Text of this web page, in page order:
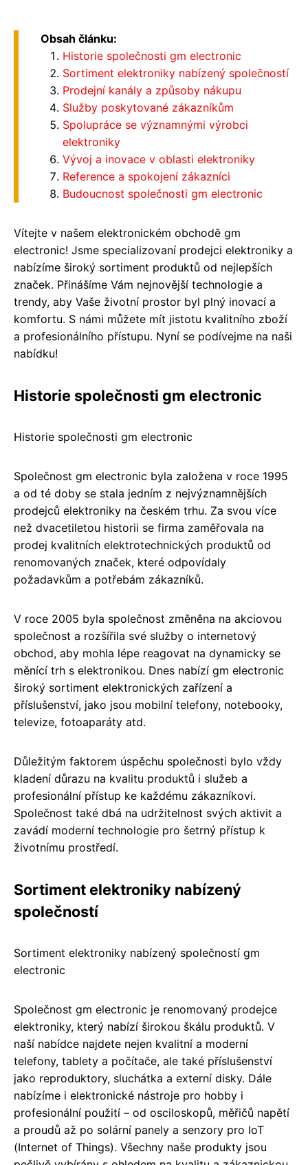
Obsah článku:
Historie společnosti gm electronic
Sortiment elektroniky nabízený společností
Prodejní kanály a způsoby nákupu
Služby poskytované zákazníkům
Spolupráce se významnými výrobci
elektroniky
Vývoj a inovace v oblasti elektroniky
Reference a spokojení zákazníci
Budoucnost společnosti gm electronic
Vítejte v našem elektronickém obchodě gm
electronic! Jsme specializovaní prodejci elektroniky a
nabízíme široký sortiment produktů od nejlepších
značek. Přinášíme Vám nejnovější technologie a
trendy, aby Vaše životní prostor byl plný inovací a
komfortu. S námi můžete mít jistotu kvalitního zboží
a profesionálního přístupu. Nyní se podívejme na naši
nabídku!
Historie společnosti gm electronic
Historie společnosti gm electronic
Společnost gm electronic byla založena v roce 1995
a od té doby se stala jedním z nejvýznamnějších
prodejců elektroniky na českém trhu. Za svou více
než dvacetiletou historii se firma zaměřovala na
prodej kvalitních elektrotechnických produktů od
renomovaných značek, které odpovídaly
požadavkům a potřebám zákazníků.
V roce 2005 byla společnost změněna na akciovou
společnost a rozšířila své služby o internetový
obchod, aby mohla lépe reagovat na dynamicky se
měnící trh s elektronikou. Dnes nabízí gm electronic
široký sortiment elektronických zařízení a
příslušenství, jako jsou mobilní telefony, notebooky,
televize, fotoaparáty atd.
Důležitým faktorem úspěchu společnosti bylo vždy
kladení důrazu na kvalitu produktů i služeb a
profesionální přístup ke každému zákazníkovi.
Společnost také dbá na udržitelnost svých aktivit a
zavádí moderní technologie pro šetrný přístup k
životnímu prostředí.
Sortiment elektroniky nabízený
společností
Sortiment elektroniky nabízený společností gm
electronic
Společnost gm electronic je renomovaný prodejce
elektroniky, který nabízí širokou škálu produktů. V
naší nabídce najdete nejen kvalitní a moderní
telefony, tablety a počítače, ale také příslušenství
jako reproduktory, sluchátka a externí disky. Dále
nabízíme i elektronické nástroje pro hobby i
profesionální použití – od osciloskopů, měřičů napětí
a proudů až po solární panely a senzory pro IoT
(Internet of Things). Všechny naše produkty jsou